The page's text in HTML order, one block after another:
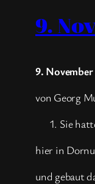
9.
9. November
von Georg
Sie
hier in
und gebaut